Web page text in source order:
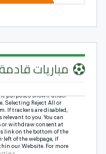
مباريات قادمة